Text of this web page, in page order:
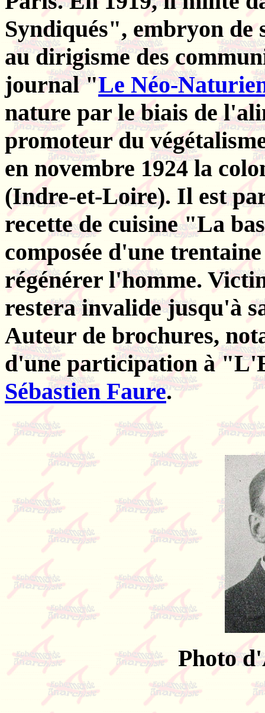
Syndiqués", embryon de
au dirigisme des
journal "Le Néo-
nature par le biais de
promoteur du
en novembre 1924 la
(Indre-et-Loire). Il est
recette de cuisine "La
composée d'une
régénérer l'homme.
restera invalide jusqu'à
Auteur de brochures,
d'une participation à
Sébastien Faure.
Photo